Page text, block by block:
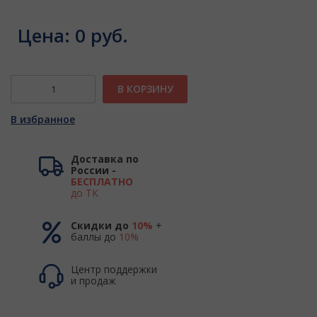
Цена: 0 руб.
В КОРЗИНУ
В избранное
Доставка по
России -
БЕСПЛАТНО
до ТК
Скидки до 10% +
баллы до 10%
Центр поддержки
и продаж